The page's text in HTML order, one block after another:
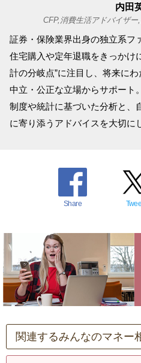
内田
CFP,消費生活アドバイザ
証券・保険業界出身の独立系フ
住宅購入や定年退職をきっかけ
計の分岐点”に注目し、将来に
中立・公正な立場からサポート。
制度や統計に基づいた分析と、
に寄り添うアドバイスを大切に
Share
関連するみんなのマネー